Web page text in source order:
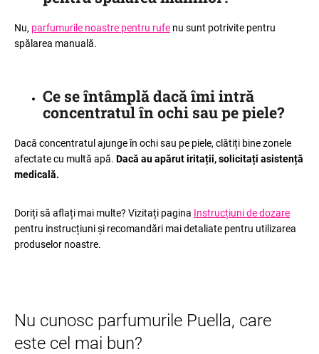
Nu, parfumurile noastre pentru rufe nu sunt potrivite pentru
spălarea manuală.
Ce se întâmplă dacă îmi intră
concentratul în ochi sau pe piele?
Dacă concentratul ajunge în ochi sau pe piele, clătiți bine zonele
afectate cu multă apă. Dacă au apărut iritații, solicitați asistență
medicală.
Doriți să aflați mai multe? Vizitați pagina Instrucțiuni de dozare
pentru instrucțiuni și recomandări mai detaliate pentru utilizarea
produselor noastre.
Nu cunosc parfumurile Puella, care
este cel mai bun?